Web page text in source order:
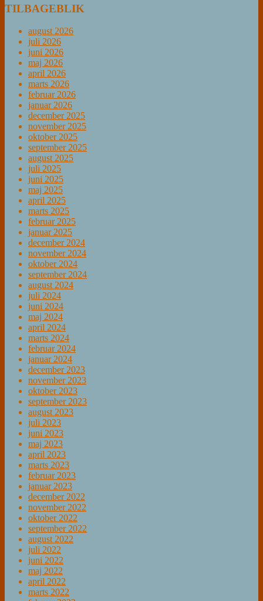
TILBAGEBLIK
august 2026
juli 2026
juni 2026
maj 2026
april 2026
marts 2026
februar 2026
januar 2026
december 2025
november 2025
oktober 2025
september 2025
august 2025
juli 2025
juni 2025
maj 2025
april 2025
marts 2025
februar 2025
januar 2025
december 2024
november 2024
oktober 2024
september 2024
august 2024
juli 2024
juni 2024
maj 2024
april 2024
marts 2024
februar 2024
januar 2024
december 2023
november 2023
oktober 2023
september 2023
august 2023
juli 2023
juni 2023
maj 2023
april 2023
marts 2023
februar 2023
januar 2023
december 2022
november 2022
oktober 2022
september 2022
august 2022
juli 2022
juni 2022
maj 2022
april 2022
marts 2022